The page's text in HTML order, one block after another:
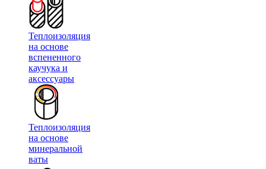
Теплоизоляция
на основе
вспененного
каучука и
аксессуары
Теплоизоляция
на основе
минеральной
ваты